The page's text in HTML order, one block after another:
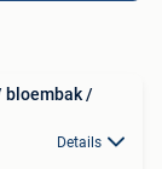
/
Details